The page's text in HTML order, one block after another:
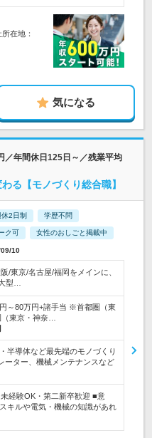
在地：
気になる
／年間休日125日～／残業平均
る【モノづくり総合職】
2日制 学歴不問
ク可 女性のおしごと掲載中
10
/東京/名古屋/福岡をメインに、
型…
～80万円+諸手当 ※首都圏（東
東京・神奈…
半導体など最先端のモノづくり
ーター、機械メンテナンスなど
経験OK・第二新卒歓迎 ■意
キルや電気・機械の知識があれ